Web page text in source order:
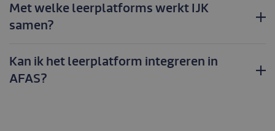
Met welke leerplatforms werkt IJK
samen?
Kan ik het leerplatform integreren in
AFAS?